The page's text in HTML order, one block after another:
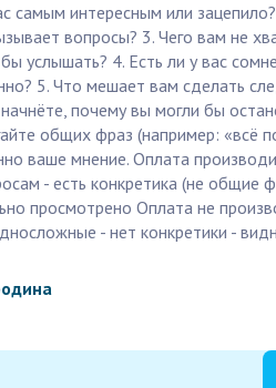
самым интересным или
вопросы? 3. Чего вам не
услышать? 4. Есть ли у вас
5. Что мешает вам сделать
почему вы могли бы
общих фраз (например: «всё
ваше мнение. Оплата
- есть конкретика (не общие
просмотрено Оплата не
- нет конкретики -